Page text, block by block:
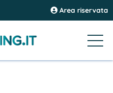
Area riservata